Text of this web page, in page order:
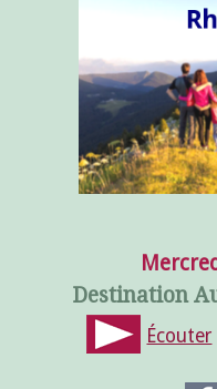
Destination
Écouter